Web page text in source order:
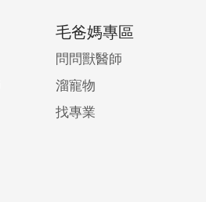
毛爸媽專區
問問獸醫師
溜寵物
找專業